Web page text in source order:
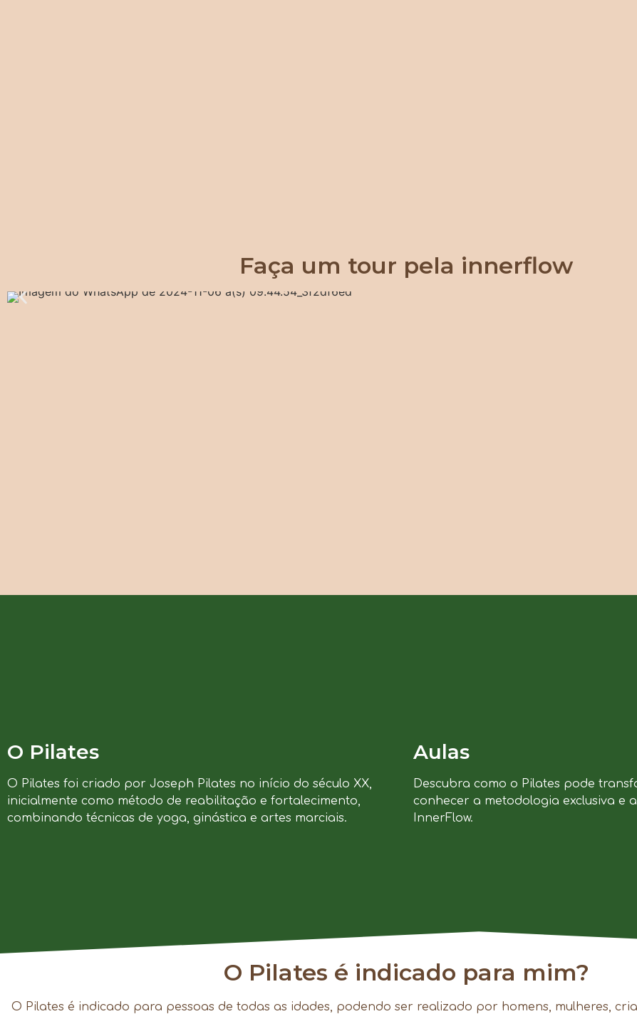
Faça um tour pela innerflow
O Pilates
O Pilates foi criado por Joseph Pilates no início do século XX,
inicialmente como método de reabilitação e fortalecimento,
combinando técnicas de yoga, ginástica e artes marciais.
Aulas
Descubra como o Pilates pode
conhecer a metodologia exclusiva e
InnerFlow.
O Pilates é indicado para mim?
O Pilates é indicado para pessoas de todas as idades, podendo ser realizado por homens, mulheres,